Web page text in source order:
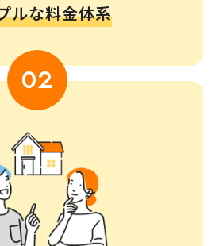
ルな料金体系
02